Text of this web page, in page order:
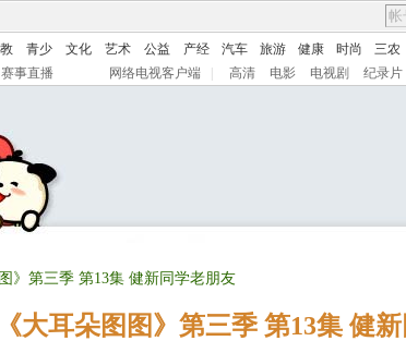
青少 文化 艺术 公益 产经 汽车 旅游 健康 时尚 三农
赛事直播 网络电视客户端 高清 电影 电视剧 纪录片
》第三季 第13集 健新同学老朋友
大耳朵图图》第三季 第13集 健